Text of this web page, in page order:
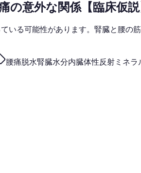
意外な関係【臨床仮説
いる可能性があります。腎臓と腰の
腰痛脱水腎臓水分内臓体性反射 ミネラ